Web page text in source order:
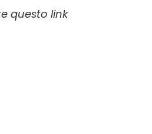
questo link